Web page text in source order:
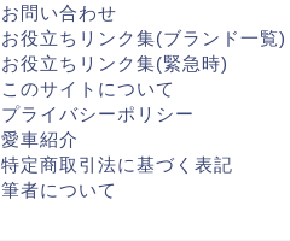
お問い合わせ
お役立ちリンク集(ブランド一覧)
お役立ちリンク集(緊急時)
このサイトについて
プライバシーポリシー
愛車紹介
特定商取引法に基づく表記
筆者について